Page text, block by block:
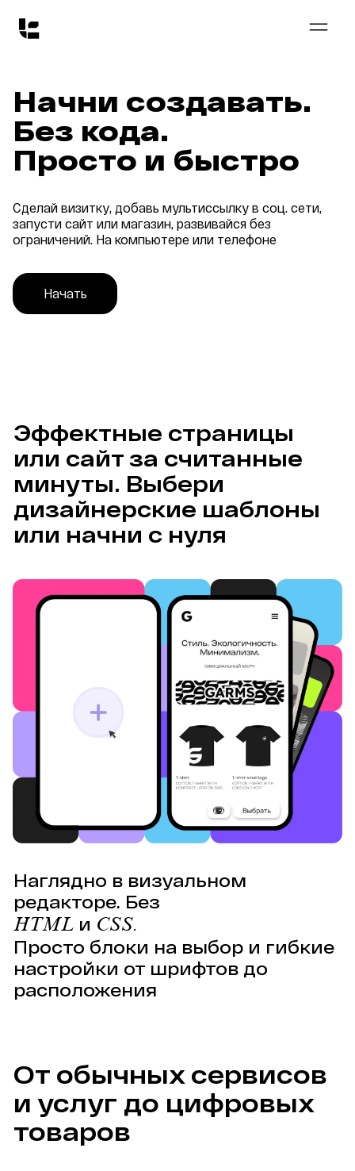
Начни создавать.
Без кода.
Просто и быстро﻿
Сделай визитку, добавь мультиссылку в соц. сети,
запусти сайт или магазин, развивайся без
ограничений. На компьютере или телефоне
Начать
Эффектные страницы
или сайт за считанные
минуты. Выбери
дизайнерские шаблоны
или начни с нуля
Наглядно в визуальном
редакторе. Без
HTML и CSS.
Просто блоки на выбор и гибкие
настройки от шрифтов до
расположения
От обычных сервисов
и услуг до цифровых
товаров